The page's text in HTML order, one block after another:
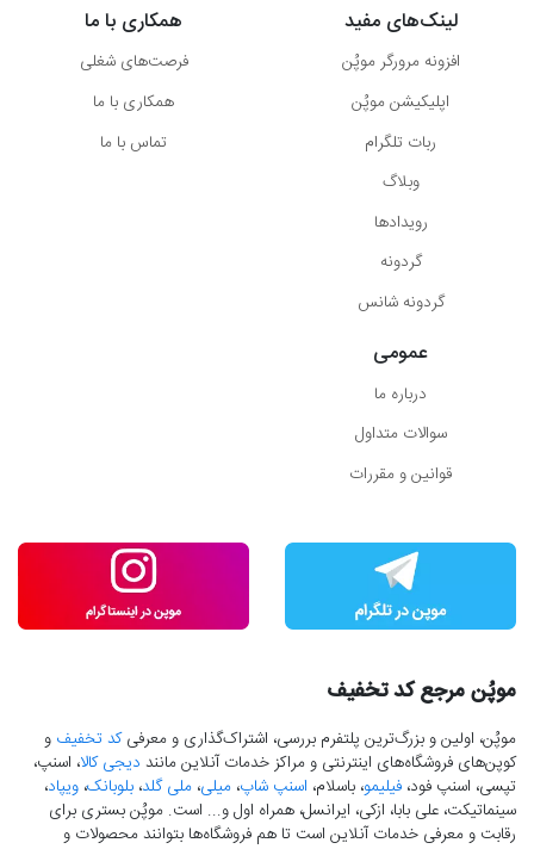
لینک‌های مفید
افزونه مرورگر موپُن
اپلیکیشن موپُن
ربات تلگرام
وبلاگ
رویدادها
گردونه
گردونه شانس
همکاری با ما
فرصت‌های شغلی
همکاری با ما
تماس با ما
عمومی
درباره ما
سوالات متداول
قوانین و مقررات
موپُن مرجع کد تخفیف
موپُن، اولین و بزرگ‌ترین پلتفرم بررسی، اشتراک‌گذاری و معرفیکد تخفیف و
کوپن‌های فروشگاه‌های اینترنتی و مراکز خدمات آنلاین مانند دیجی کالا، اسنپ،
تپسی، اسنپ فود، فیلیمو، باسلام، اسنپ شاپ، میلی، ملی گلد، بلوبانک، ویپاد،
سینماتیکت، علی بابا، ازکی، ایرانسل، همراه اول و... است. موپُن بستری برای
رقابت و معرفی خدمات آنلاین است تا هم فروشگاه‌ها بتوانند محصولات و